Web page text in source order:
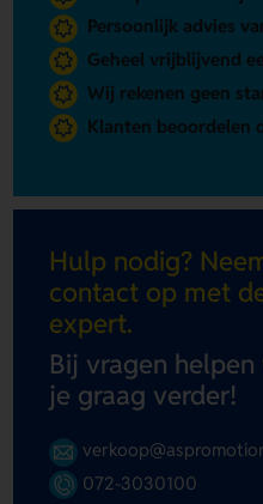
Persoonlijk advies
Geheel vrijblijvend
Wij rekenen geen
Klanten beoordelen
Hulp nodig?
contact op met
expert.
Bij vragen helpen
je graag verder!
072-3030100